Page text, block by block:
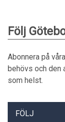
Följ
Abonnera på
behövs och den
som helst.
FÖLJ